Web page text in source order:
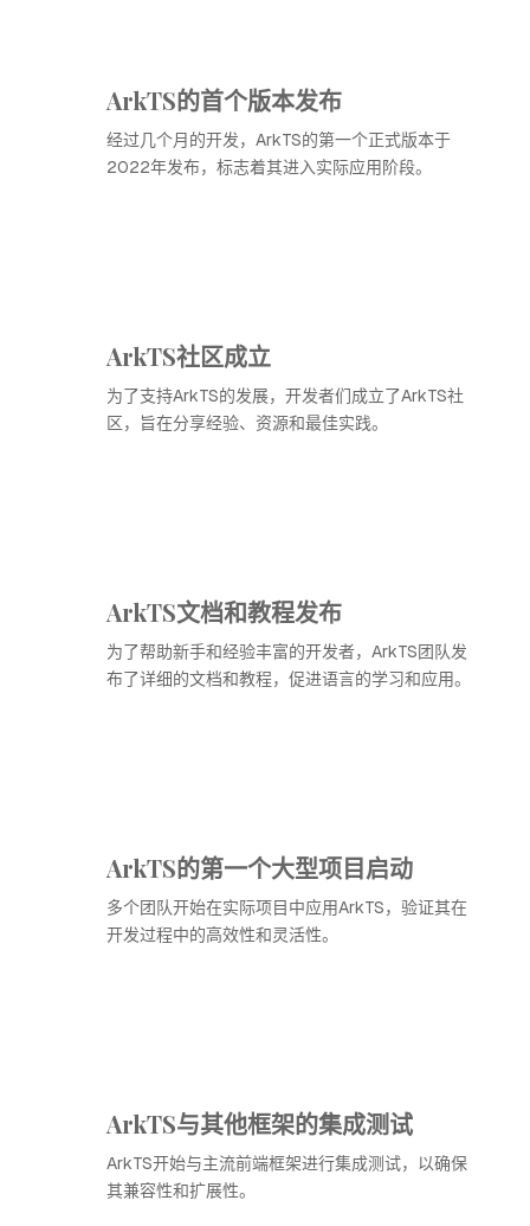
ArkTS的首个版本发布
经过几个月的开发，ArkTS的第一个正式版本于
2022年发布，标志着其进入实际应用阶段。
ArkTS社区成立
为了支持ArkTS的发展，开发者们成立了ArkTS社
区，旨在分享经验、资源和最佳实践。
ArkTS文档和教程发布
为了帮助新手和经验丰富的开发者，ArkTS团队发
布了详细的文档和教程，促进语言的学习和应用。
ArkTS的第一个大型项目启动
多个团队开始在实际项目中应用ArkTS，验证其在
开发过程中的高效性和灵活性。
ArkTS与其他框架的集成测试
ArkTS开始与主流前端框架进行集成测试，以确保
其兼容性和扩展性。